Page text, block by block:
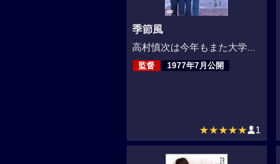
季節風
高村慎次は今年もまた大学...
監督 1977年7月公開
★★★★★ 1